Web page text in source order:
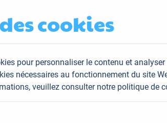
cookies
pour personnaliser le contenu et
nécessaires au fonctionnement du site
veuillez consulter notre politique de